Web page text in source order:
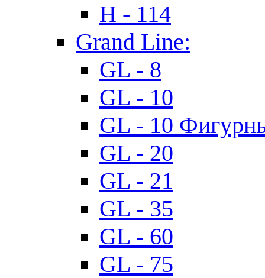
H - 114
Grand Line:
GL - 8
GL - 10
GL - 10
GL - 20
GL - 21
GL - 35
GL - 60
GL - 75